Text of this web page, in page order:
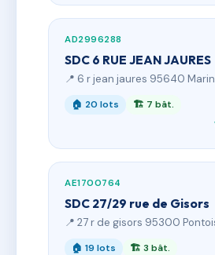
AD2996288
SDC 6 RUE JEAN JAURES
📍 6 r jean jaures 95640
🏠 20 lots 🏗 7 bât.
AE1700764
SDC 27/29 rue de Gisors
📍 27 r de gisors 95300
🏠 19 lots 🏗 3 bât.